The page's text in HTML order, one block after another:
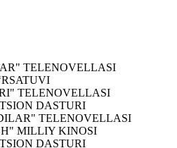
TELENOVELLASI
TELENOVELLASI
DASTURI
TELENOVELLASI
MILLIY KINOSI
DASTURI